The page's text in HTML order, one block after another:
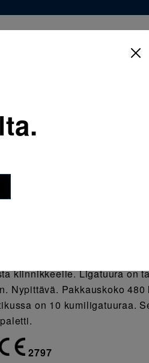
Tilaa ne
/ Oikominen
Easy-To-
kumiligatuura helpottaa ja
kiinnikkeelle. Ligatuura on
Nypittävä. Pakkauskoko
on 10 kumiligatuuraa.
2797